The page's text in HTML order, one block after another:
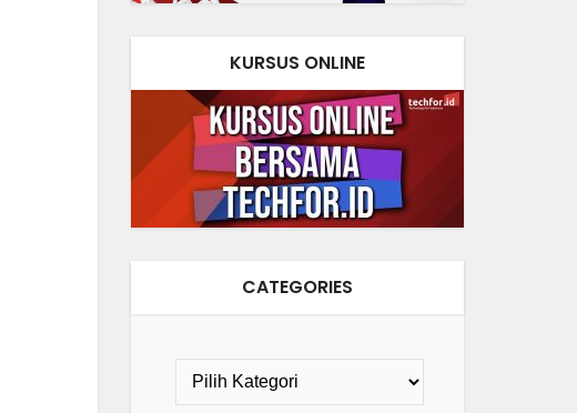
KURSUS ONLINE
CATEGORIES